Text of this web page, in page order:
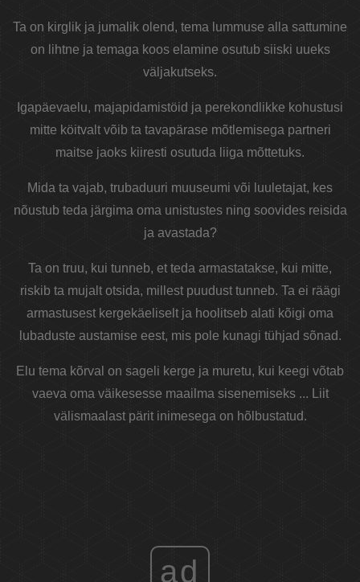
Ta on kirglik ja jumalik olend, tema lummuse alla sattumine
on lihtne ja temaga koos elamine osutub siiski uueks
väljakutseks.
Igapäevaelu, majapidamistöid ja perekondlikke kohustusi
mitte köitvalt võib ta tavapärase mõtlemisega partneri
maitse jaoks kiiresti osutuda liiga mõttetuks.
Mida ta vajab, trubaduuri muuseumi või luuletajat, kes
nõustub teda järgima oma unistustes ning soovides reisida
ja avastada?
Ta on truu, kui tunneb, et teda armastatakse, kui mitte,
riskib ta mujalt otsida, millest puudust tunneb. Ta ei räägi
armastusest kergekäeliselt ja hoolitseb alati kõigi oma
lubaduste austamise eest, mis pole kunagi tühjad sõnad.
Elu tema kõrval on sageli kerge ja muretu, kui keegi võtab
vaeva oma väikesesse maailma sisenemiseks ... Liit
välismaalast pärit inimesega on hõlbustatud.
ad